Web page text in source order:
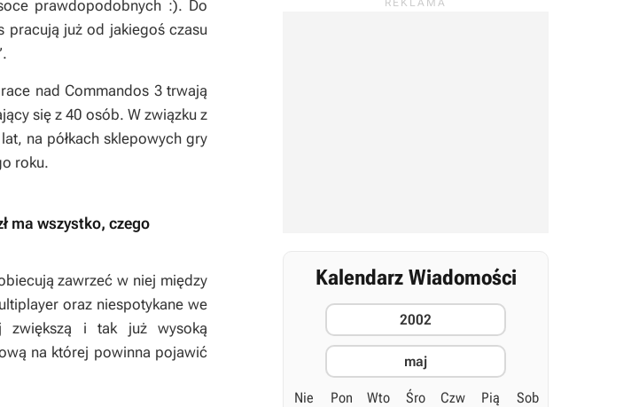
prawdopodobnych :). Do
pracują już od jakiegoś czasu
nad Commandos 3 trwają
się z 40 osób. W związku z
na półkach sklepowych gry
roku.
ma wszystko, czego
zawrzeć w niej między
oraz niespotykane we
zwiększą i tak już wysoką
na której powinna pojawić
Kalendarz Wiadomości
2002
maj
Nie Pon Wto Śro Czw Pią Sob